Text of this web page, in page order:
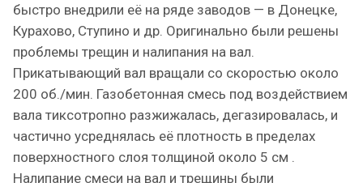
быстро внедрили её на ряде заводов — в Донецке,
Курахово, Ступино и др. Оригинально были решены
проблемы трещин и налипания на вал.
Прикатывающий вал вращали со скоростью около
200 об./мин. Газобетонная смесь под воздействием
вала тиксотропно разжижалась, дегазировалась, и
частично усреднялась её плотность в пределах
поверхностного слоя толщиной около 5 см .
Налипание смеси на вал и трещины были